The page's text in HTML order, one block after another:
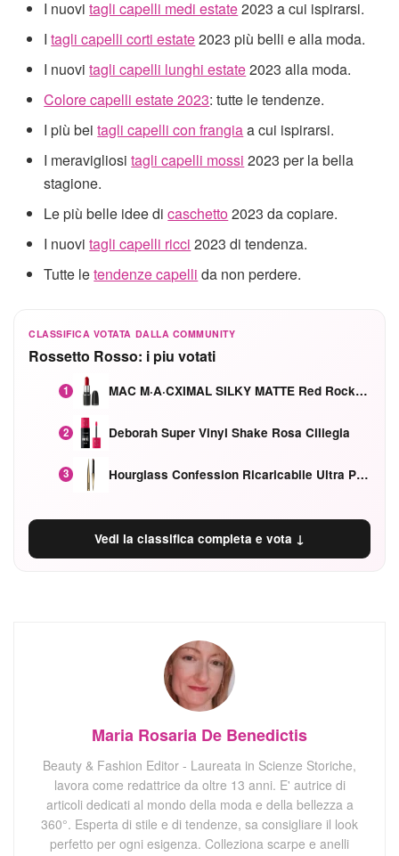
I nuovitagli capelli medi estate2023 a cui ispirarsi.
Itagli capelli corti estate2023 più belli e alla moda.
I nuovitagli capelli lunghi estate2023 alla moda.
Colore capelli estate 2023: tutte le tendenze.
I più beitagli capelli con frangiaa cui ispirarsi.
I meravigliositagli capelli mossi 2023 per la bella
stagione.
Le più belle idee dicaschetto2023 da copiare.
I nuovitagli capelli ricci 2023 di tendenza.
Tutte letendenze capelli da non perdere.
CLASSIFICA VOTATA DALLA COMMUNITY
Rossetto Rosso: i piu votati
1 MAC M·A·CXIMAL SILKY MATTE Red Rock mat
2 Deborah Super Vinyl Shake Rosa Ciliegia
3 Hourglass Confession Ricaricabile Ultra Preciso Ad Alta Intensità Secretly Classic Red
Vedi la classifica completa e vota ↓
Maria Rosaria De Benedictis
Beauty & Fashion Editor - Laureata in Scienze Storiche,
lavora come redattrice da oltre 13 anni. E' autrice di
articoli dedicati al mondo della moda e della bellezza a
360°. Esperta di stile e di tendenze, sa consigliare il look
perfetto per ogni esigenza. Colleziona scarpe e anelli